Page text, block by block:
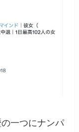
一つにナンパ